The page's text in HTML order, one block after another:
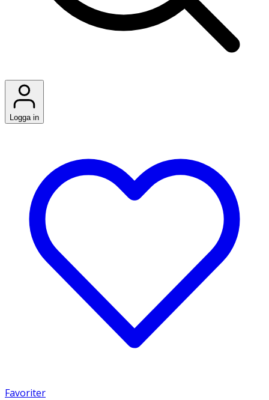
Logga in
Favoriter